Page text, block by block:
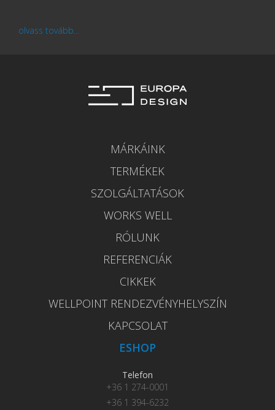
olvass tovább...
MÁRKÁINK
TERMÉKEK
SZOLGÁLTATÁSOK
WORKS WELL
RÓLUNK
REFERENCIÁK
CIKKEK
WELLPOINT RENDEZVÉNYHELYSZÍN
KAPCSOLAT
ESHOP
Telefon
+36 1 274-0001
+36 1 394-6232